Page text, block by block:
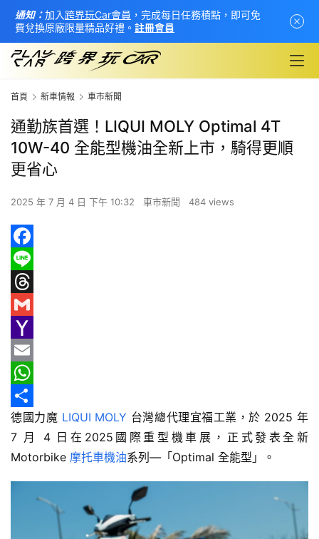
首
頁
新
車
情
報
車
輛
空
間
首頁 新車情報 車市新聞
通勤族首選！LIQUI MOLY Optimal 4T
10W-40 全能型機油全新上市，騎得更順
更省心
2025 年 7 月 4 日 下午 10:32 車市新聞 484 views
F
a
c
b
o
o
k
L
e
T
r
e
a
d
s
G
m
a
l
Y
a
h
o
o
M
E
m
a
i
l
W
h
a
t
分
享
德國力魔 LIQUI MOLY 台灣總代理宜福工業，於 2025 年
7 月 4 日在2025國際重型機車展，正式發表全新
Motorbike 摩托車機油系列—「Optimal 全能型」。
通知：加入 跨界玩Car會員 ，完成每日任務積點，即可免
費兌換原廠限量精品好禮。 註冊會員